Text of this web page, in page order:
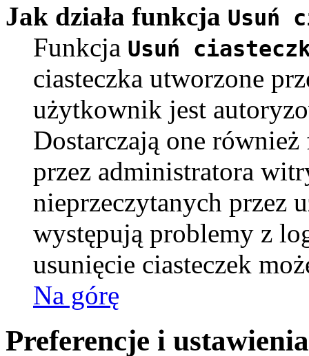
Jak działa funkcja Usuń
Funkcja Usuń
ciasteczka utworzone
użytkownik jest
Dostarczają one również
przez administratora
nieprzeczytanych przez
występują problemy z
usunięcie ciasteczek
Na górę
Preferencje i